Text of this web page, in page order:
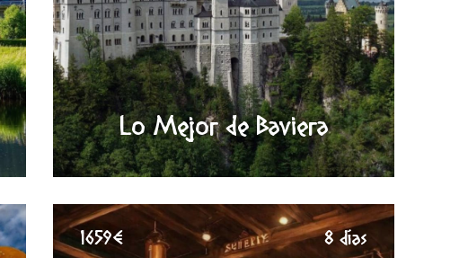
Lo Mejor de Baviera
1659€ 8 días